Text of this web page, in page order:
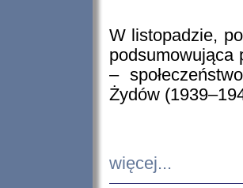
W listopadzie,
podsumowująca
–
Żydów
więcej...